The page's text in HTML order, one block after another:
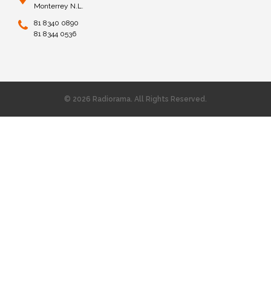
Monterrey N.L.
81 8340 0890
81 8344 0536
© 2026 Radiorama. All Rights Reserved.